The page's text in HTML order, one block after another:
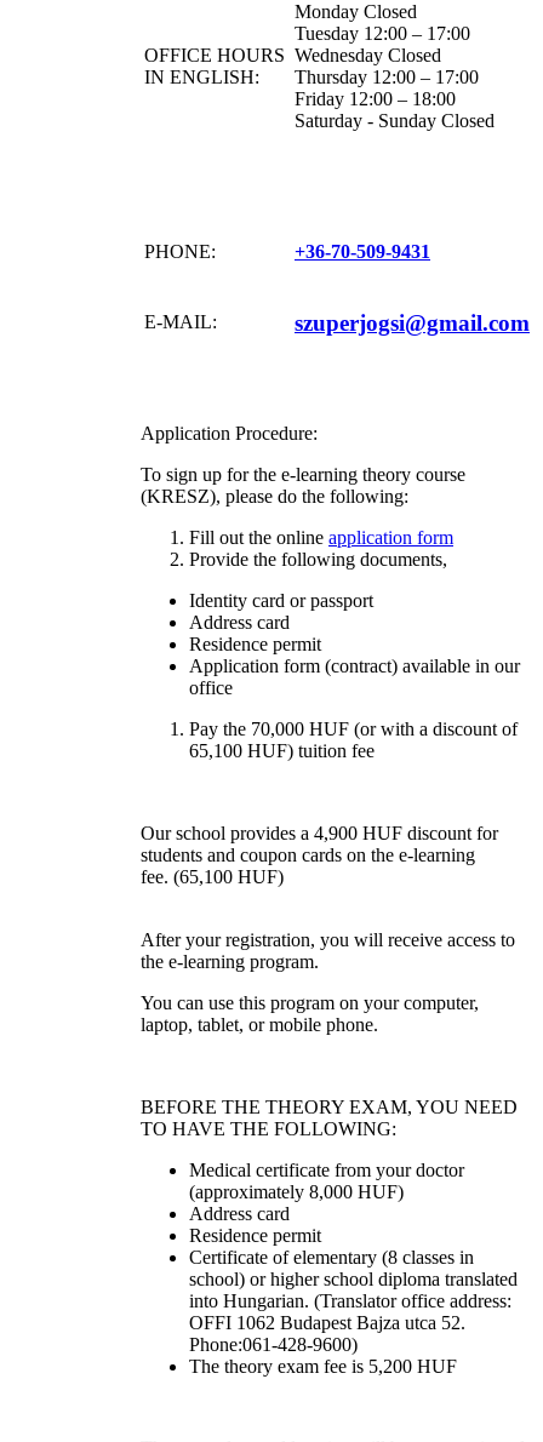
OFFICE HOURS
IN ENGLISH:
Monday Closed
Tuesday 12:00 – 17:00
Wednesday Closed
Thursday 12:00 – 17:00
Friday 12:00 – 18:00
Saturday - Sunday Closed
PHONE: +36-70-509-9431
E-MAIL: szuperjogsi@gmail.com
Application Procedure:
To sign up for the e-learning theory course
(KRESZ), please do the following:
Fill out the online application form
Provide the following documents,
Identity card or passport
Address card
Residence permit
Application form (contract) available in our
office
Pay the 70,000 HUF (or with a discount of
65,100 HUF) tuition fee
Our school provides a 4,900 HUF discount for
students and coupon cards on the e-learning
fee. (65,100 HUF)
After your registration, you will receive access to
the e-learning program.
You can use this program on your computer,
laptop, tablet, or mobile phone.
BEFORE THE THEORY EXAM, YOU NEED
TO HAVE THE FOLLOWING:
Medical certificate from your doctor
(approximately 8,000 HUF)
Address card
Residence permit
Certificate of elementary (8 classes in
school) or higher school diploma translated
into Hungarian. (Translator office address:
OFFI 1062 Budapest Bajza utca 52.
Phone:061-428-9600)
The theory exam fee is 5,200 HUF